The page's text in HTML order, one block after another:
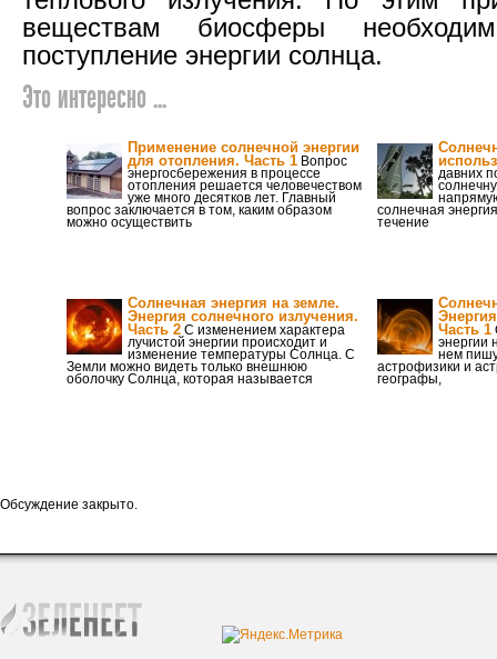
веществам биосферы
поступление энергии солнца.
Это интересно ...
Применение солнечной энергии
для отопления. Часть 1 Вопрос
энергосбережения в процессе
отопления решается человечеством
уже много десятков лет. Главный
вопрос заключается в том, каким образом
можно осуществить
давних
солнечная
течение
Солнечная энергия на земле.
Энергия солнечного излучения.
Часть 2 С изменением характера
лучистой энергии происходит и
изменение температуры Солнца. С
Земли можно видеть только внешнюю
оболочку Солнца, которая называется
Часть 1
энергии
нем
астрофизики и
географы,
Обсуждение закрыто.